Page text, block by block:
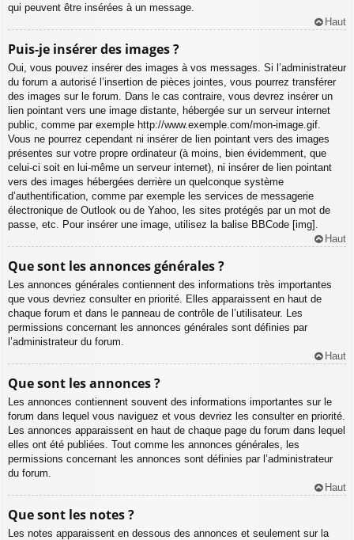
qui peuvent être insérées à un message.
Haut
Puis-je insérer des images ?
Oui, vous pouvez insérer des images à vos messages. Si l’administrateur
du forum a autorisé l’insertion de pièces jointes, vous pourrez transférer
des images sur le forum. Dans le cas contraire, vous devrez insérer un
lien pointant vers une image distante, hébergée sur un serveur internet
public, comme par exemple http://www.exemple.com/mon-image.gif.
Vous ne pourrez cependant ni insérer de lien pointant vers des images
présentes sur votre propre ordinateur (à moins, bien évidemment, que
celui-ci soit en lui-même un serveur internet), ni insérer de lien pointant
vers des images hébergées derrière un quelconque système
d’authentification, comme par exemple les services de messagerie
électronique de Outlook ou de Yahoo, les sites protégés par un mot de
passe, etc. Pour insérer une image, utilisez la balise BBCode [img].
Haut
Que sont les annonces générales ?
Les annonces générales contiennent des informations très importantes
que vous devriez consulter en priorité. Elles apparaissent en haut de
chaque forum et dans le panneau de contrôle de l’utilisateur. Les
permissions concernant les annonces générales sont définies par
l’administrateur du forum.
Haut
Que sont les annonces ?
Les annonces contiennent souvent des informations importantes sur le
forum dans lequel vous naviguez et vous devriez les consulter en priorité.
Les annonces apparaissent en haut de chaque page du forum dans lequel
elles ont été publiées. Tout comme les annonces générales, les
permissions concernant les annonces sont définies par l’administrateur
du forum.
Haut
Que sont les notes ?
Les notes apparaissent en dessous des annonces et seulement sur la